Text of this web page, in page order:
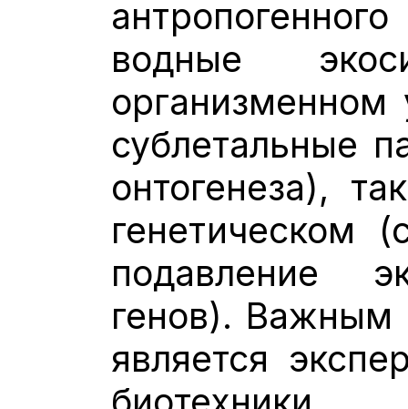
водные
организменном
сублетальные
онтогенеза),
генетическом
подавление
генов). Важным
является